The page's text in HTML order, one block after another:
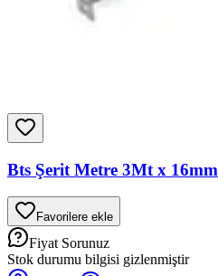
Bts Şerit Metre 3Mt x 16mm
Favorilere ekle
Fiyat Sorunuz
Stok durumu bilgisi gizlenmiştir